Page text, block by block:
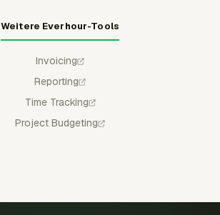
Weitere Everhour-Tools
Invoicing
Reporting
Time Tracking
Project Budgeting